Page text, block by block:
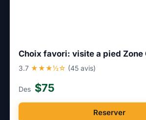
Choix favori: visite a pied Zone
3.7 ★★★½☆ (45 avis)
Des $75
Reserver